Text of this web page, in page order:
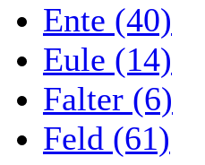
Ente (40)
Eule (14)
Falter (6)
Feld (61)